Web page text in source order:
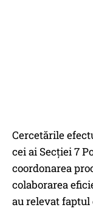
Cercetările
cei ai Secției 7
coordonarea
colaborarea
au relevat faptul